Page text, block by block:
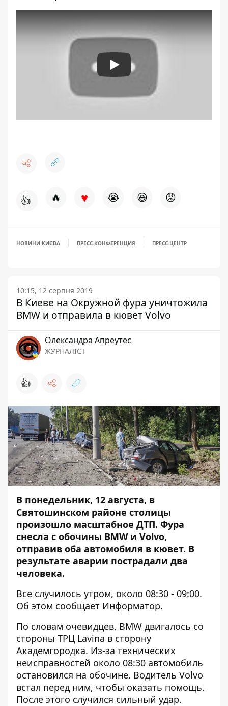
Play
👍 🔥 ♥ 😭 😆 😡
НОВИНИ КИЄВА ПРЕСС-КОНФЕРЕНЦИЯ ПРЕСС-ЦЕНТР
10:15, 12 серпня 2019
В Киеве на Окружной фура уничтожила
BMW и отправила в кювет Volvo
Олександра Апреутес
ЖУРНАЛІСТ
👍
В понедельник, 12 августа, в
Святошинском районе столицы
произошло масштабное ДТП. Фура
снесла с обочины BMW и Volvo,
отправив оба автомобиля в кювет. В
результате аварии пострадали два
человека.
Все случилось утром, около 08:30 - 09:00.
Об этом сообщает Информатор.
По словам очевидцев, BMW двигалось со
стороны ТРЦ Lavina в сторону
Академгородка. Из-за технических
неисправностей около 08:30 автомобиль
остановился на обочине. Водитель Volvo
встал перед ним, чтобы оказать помощь.
После этого случился сильный удар.